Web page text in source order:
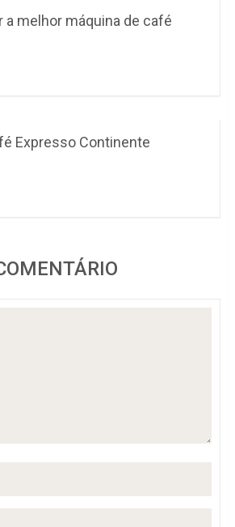
a melhor máquina de café
Expresso Continente